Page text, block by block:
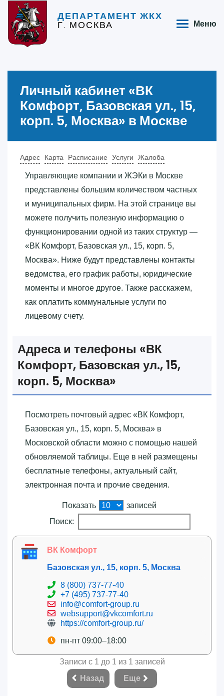
ДЕПАРТАМЕНТ ЖКХ
Г. МОСКВА Меню
Личный кабинет «‎ВК
Комфорт, Базовская ул., 15,
корп. 5, Москва»‎ в Москве
Адрес Карта Расписание Услуги Жалоба
Управляющие компании и ЖЭКи в Москве
представлены большим количеством частных
и муниципальных фирм. На этой странице вы
можете получить полезную информацию о
функционировании одной из таких структур —
«‎ВК Комфорт, Базовская ул., 15, корп. 5,
Москва»‎. Ниже будут представлены контакты
ведомства, его график работы, юридические
моменты и многое другое. Также расскажем,
как оплатить коммунальные услуги по
лицевому счету.
Адреса и телефоны «‎ВК
Комфорт, Базовская ул., 15,
корп. 5, Москва»‎
Посмотреть почтовый адрес «‎ВК Комфорт,
Базовская ул., 15, корп. 5, Москва»‎ в
Московской области можно с помощью нашей
обновляемой таблицы. Еще в ней размещены
бесплатные телефоны, актуальный сайт,
электронная почта и прочие сведения.
Показать
записей
Поиск:
ВК Комфорт
Базовская ул., 15, корп. 5, Москва
8 (800) 737-77-40
+7 (495) 737-77-40
info@comfort-group.ru
websupport@vkcomfort.ru
https://comfort-group.ru/
пн-пт 09:00–18:00
Записи с 1 до 1 из 1 записей
Назад
Еще